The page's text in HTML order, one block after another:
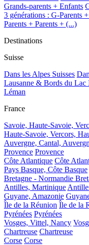
Grands-parents + Enfants
3 générations : G-Parents
Parents + Parents + (...)
Destinations
Suisse
Dans les Alpes Suisses
Lausanne & Bords du Lac
Léman
France
Savoie, Haute-Savoie,
Haute-Savoie, Vercors,
Auvergne, Cantal,
Provence Provence
Côte Atlantique Côte
Pays Basque, Côte Basque
Bretagne - Normandie
Antilles, Martinique
Guyane, Amazonie
Île de la Réunion Île de la
Pyrénées Pyrénées
Vosges, Vittel, Nancy
Chartreuse Chartreuse
Corse Corse